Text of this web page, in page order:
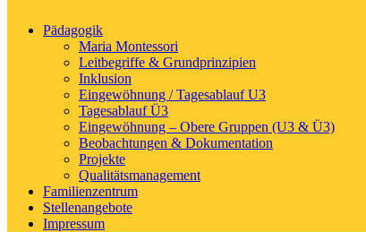
Pädagogik
Maria Montessori
Leitbegriffe & Grundprinzipien
Inklusion
Eingewöhnung / Tagesablauf U3
Tagesablauf Ü3
Eingewöhnung – Obere Gruppen (U3 & Ü3)
Beobachtungen & Dokumentation
Projekte
Qualitätsmanagement
Familienzentrum
Stellenangebote
Impressum